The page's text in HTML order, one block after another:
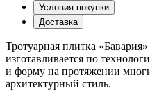
Условия покупки
Доставка
Тротуарная плитка «Бавария»
изготавливается по
и форму на протяжении
архитектурный стиль.